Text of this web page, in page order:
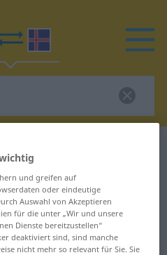
Übersetzung
Übersetzung
und greifen auf
oder eindeutige
Auswahl von Akzeptieren
für die unter „Wir und unsere
Dienste bereitzustellen“
deaktiviert sind, sind manche
nicht mehr so relevant für Sie. Sie